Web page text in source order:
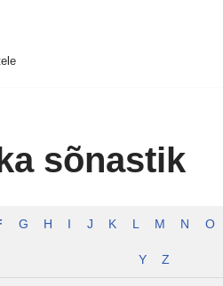
sõnastik
G H I J K L M N O
Y Z